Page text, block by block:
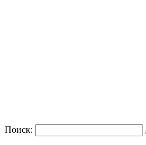
Поиск: